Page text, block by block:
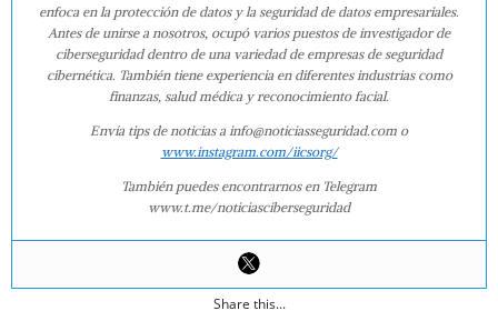
enfoca en la protección de datos y la seguridad de datos empresariales.
Antes de unirse a nosotros, ocupó varios puestos de investigador de
ciberseguridad dentro de una variedad de empresas de seguridad
cibernética. También tiene experiencia en diferentes industrias como
finanzas, salud médica y reconocimiento facial.
Envía tips de noticias a info@noticiasseguridad.com o
www.instagram.com/iicsorg/
También puedes encontrarnos en Telegram
www.t.me/noticiasciberseguridad
Share this...